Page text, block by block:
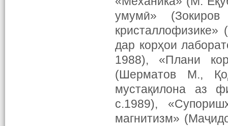
умумӣ»
дар корҳои
1988), «Плани
(Шерматов М.,
мустақилона аз
с.1989),
магнитизм»